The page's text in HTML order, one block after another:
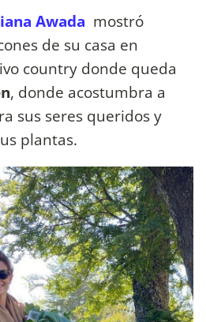
Awada mostró
de su casa en
country donde queda
, donde acostumbra a
sus seres queridos y
plantas.